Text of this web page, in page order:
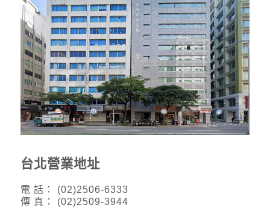
台北營業地址
電 話： (02)2506-6333
傳 真： (02)2509-3944